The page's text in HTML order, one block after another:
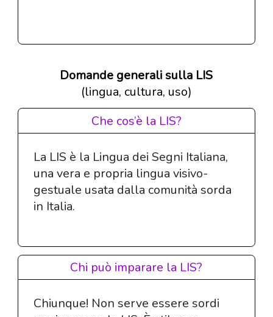
Domande generali sulla LIS
(lingua, cultura, uso)
Che cos’è la LIS?
La LIS è la Lingua dei Segni Italiana,
una vera e propria lingua visivo-
gestuale usata dalla comunità sorda
in Italia.
Chi può imparare la LIS?
Chiunque! Non serve essere sordi